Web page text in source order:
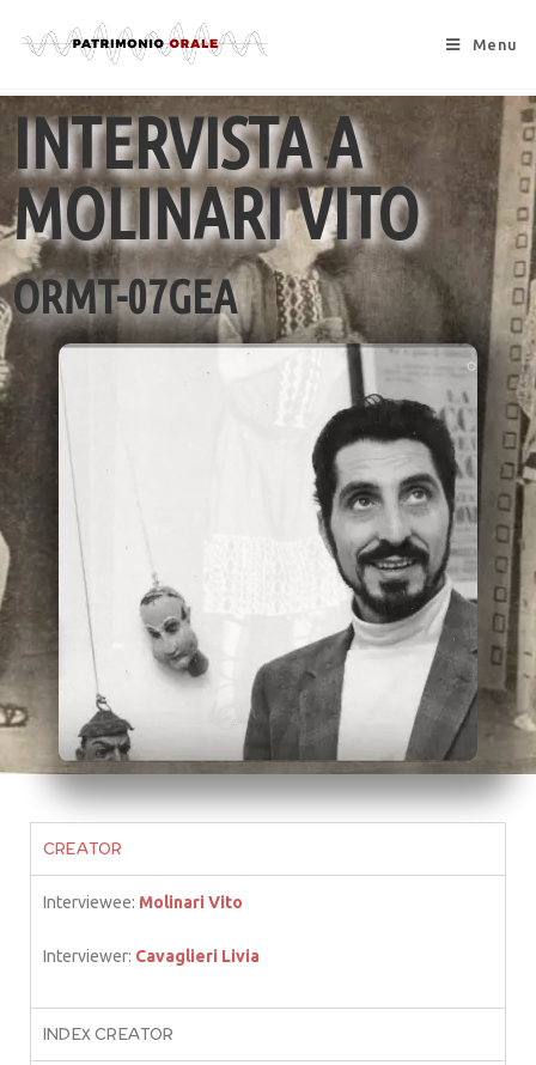
Menu
INTERVISTA A
MOLINARI VITO
ORMT-07GEA
CREATOR
Interviewee: Molinari Vito
Interviewer: Cavaglieri Livia
INDEX CREATOR